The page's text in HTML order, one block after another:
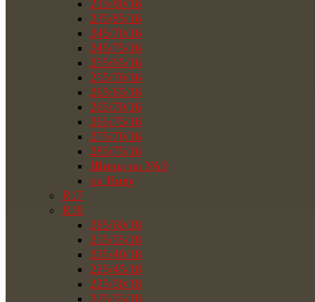
235/80/16
235/85/16
245/70/16
245/75/16
255/65/16
255/70/16
265/65/16
265/70/16
265/75/16
275/70/16
285/75/16
Шины на УАЗ
на Ниву
R17
R18
285/60/18
215/55/18
225/40/18
225/45/18
225/50/18
225/55/18